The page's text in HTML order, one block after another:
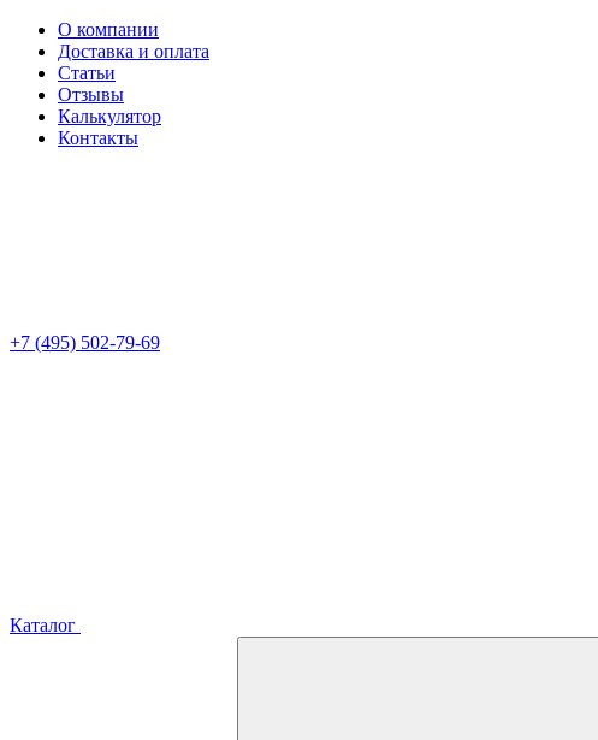
О компании
Доставка и оплата
Статьи
Отзывы
Калькулятор
Контакты
+7 (495) 502-79-69
Каталог